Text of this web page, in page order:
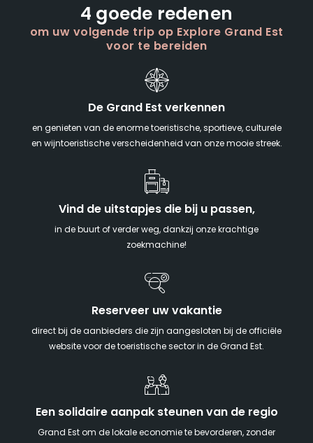
4 goede redenen
om uw volgende trip op Explore Grand Est
voor te bereiden
De Grand Est verkennen
en genieten van de enorme toeristische, sportieve, culturele
en wijntoeristische verscheidenheid van onze mooie streek.
Vind de uitstapjes die bij u passen,
in de buurt of verder weg, dankzij onze krachtige
zoekmachine!
Reserveer uw vakantie
direct bij de aanbieders die zijn aangesloten bij de officiële
website voor de toeristische sector in de Grand Est.
Een solidaire aanpak steunen van de regio
Grand Est om de lokale economie te bevorderen, zonder